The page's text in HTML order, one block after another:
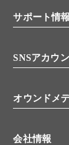
シグナル伝達
糖類／レク
分子生物
バイオメデ
代理店
サポート情報
アプリケー
書類ダウン
SNSアカウ
YouTube
オウンドメ
会社情報